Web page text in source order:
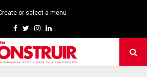
or select a menu
Facebook
TwitterInstagram
Linkedin